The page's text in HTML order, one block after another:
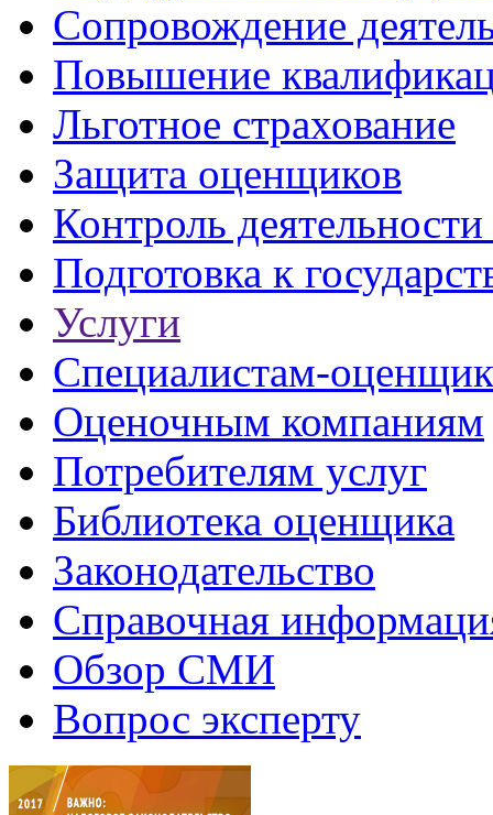
Сопровождение
Повышение
Льготное страхование
Защита оценщиков
Контроль
Подготовка к
Услуги
Специалистам-
Оценочным компаниям
Потребителям услуг
Библиотека оценщика
Законодательство
Справочная
Обзор СМИ
Вопрос эксперту